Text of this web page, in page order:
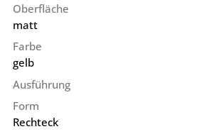
Oberfläche
matt
Farbe
gelb
Ausführung
Form
Rechteck